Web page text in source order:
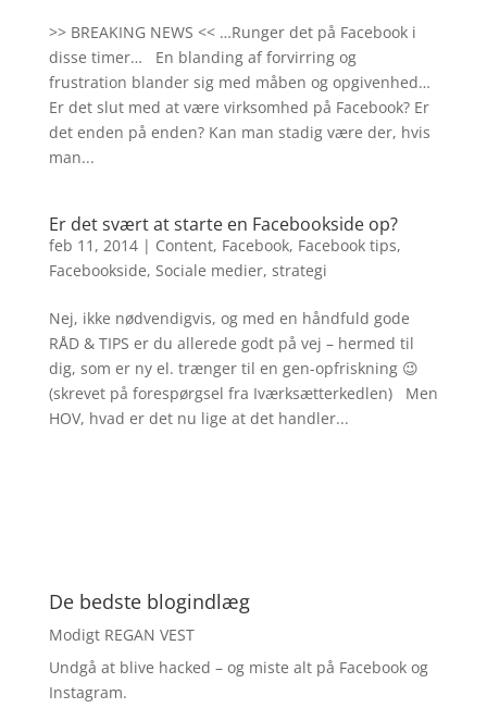
>> BREAKING NEWS << …Runger det på Facebook i
disse timer… En blanding af forvirring og
frustration blander sig med måben og opgivenhed…
Er det slut med at være virksomhed på Facebook? Er
det enden på enden? Kan man stadig være der, hvis
man...
Er det svært at starte en Facebookside op?
feb 11, 2014| Content, Facebook, Facebook tips,
Facebookside, Sociale medier, strategi
Nej, ikke nødvendigvis, og med en håndfuld gode
RÅD & TIPS er du allerede godt på vej – hermed til
dig, som er ny el. trænger til en gen-opfriskning 😉
(skrevet på forespørgsel fra Iværksætterkedlen) Men
HOV, hvad er det nu lige at det handler...
De bedste blogindlæg
Modigt REGAN VEST
Undgå at blive hacked – og miste alt på Facebook og
Instagram.